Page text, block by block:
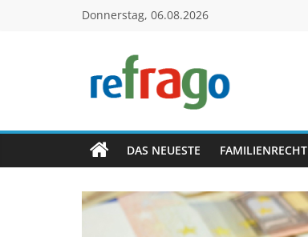
Donnerstag, 06.08.2026
refrago
Rechtsfragen
online
verständlich
erklärt
–
kostenlos
DAS NEUESTE FAMILIENRECHT